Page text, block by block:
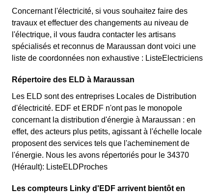
Concernant l'électricité, si vous souhaitez faire des
travaux et effectuer des changements au niveau de
l'électrique, il vous faudra contacter les artisans
spécialisés et reconnus de Maraussan dont voici une
liste de coordonnées non exhaustive : ListeElectriciens
Répertoire des ELD à Maraussan
Les ELD sont des entreprises Locales de Distribution
d'électricité. EDF et ERDF n'ont pas le monopole
concernant la distribution d'énergie à Maraussan : en
effet, des acteurs plus petits, agissant à l'échelle locale
proposent des services tels que l'acheminement de
l'énergie. Nous les avons répertoriés pour le 34370
(Hérault): ListeELDProches
Les compteurs Linky d'EDF arrivent bientôt en